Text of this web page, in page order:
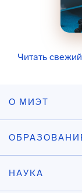
Читать
О МИЭТ
НАУКА